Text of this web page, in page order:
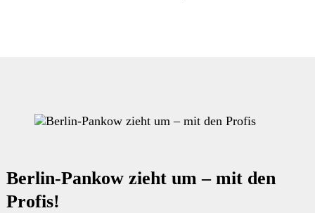
Berlin-Pankow zieht um – mit den
Profis!